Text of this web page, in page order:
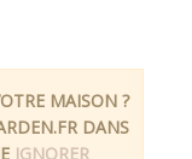
MAISON ?
DANS
IGNORER